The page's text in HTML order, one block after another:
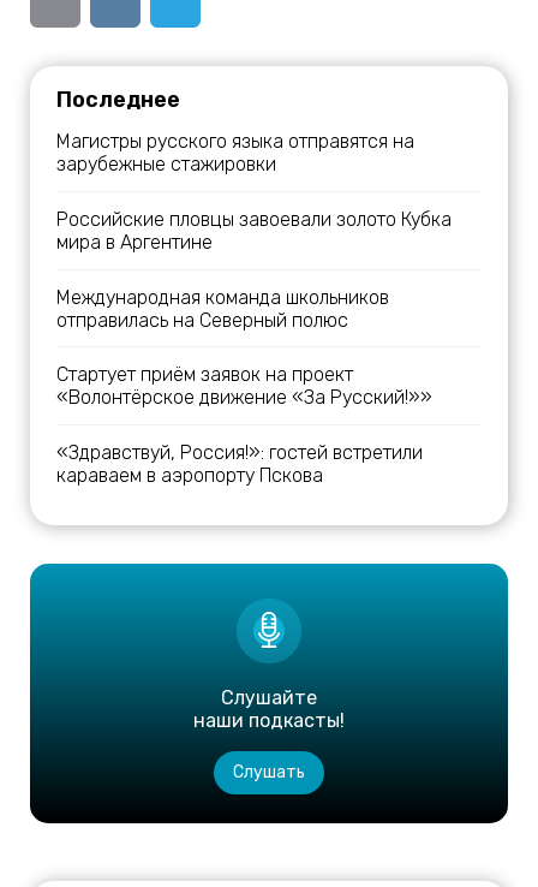
Последнее
Магистры русского языка отправятся на
зарубежные стажировки
Российские пловцы завоевали золото Кубка
мира в Аргентине
Международная команда школьников
отправилась на Северный полюс
Стартует приём заявок на проект
«Волонтёрское движение «За Русский!»»
«Здравствуй, Россия!»: гостей встретили
караваем в аэропорту Пскова
Слушайте
наши подкасты!
Слушать